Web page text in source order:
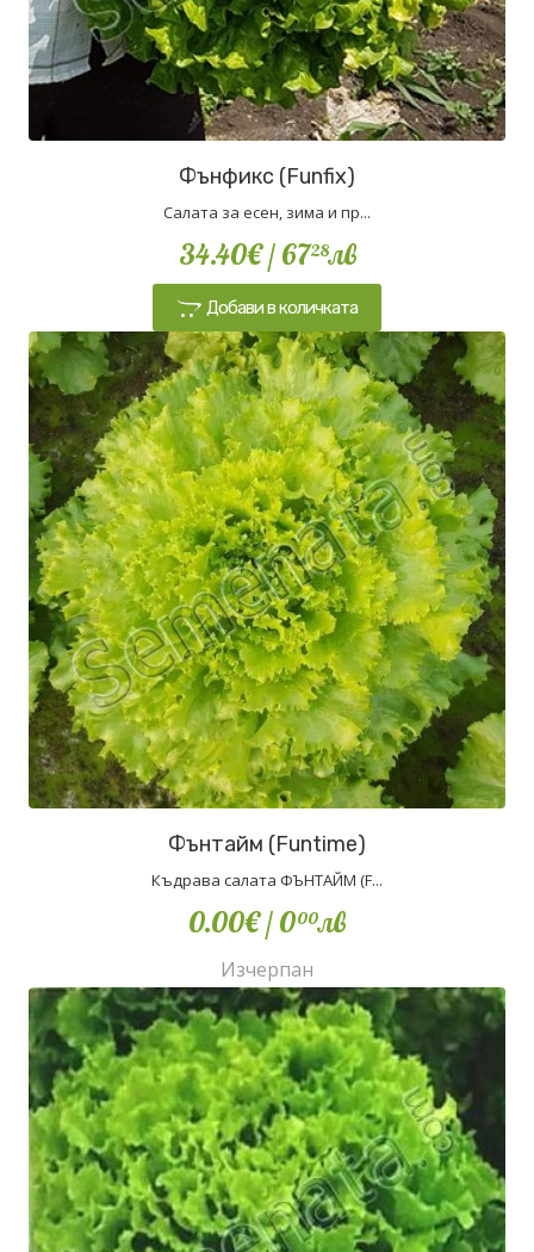
Фънфикс (Funfix)
Салата за есен, зима и пр...
34.40€/ 6728лв
Добави в количката
Фънтайм (Funtime)
Къдрава салата ФЪНТАЙМ (F...
0.00€/ 000лв
Изчерпан